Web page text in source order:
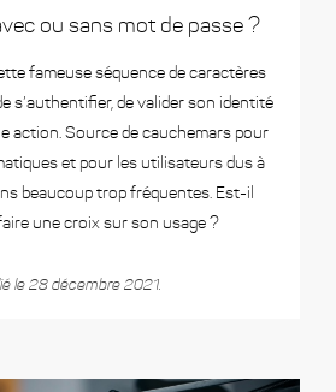
ou sans mot de passe ?
fameuse séquence de caractères
s’authentifier, de valider son identité
action. Source de cauchemars pour
et pour les utilisateurs dus à
beaucoup trop fréquentes. Est-il
une croix sur son usage ?
le 28 décembre 2021.